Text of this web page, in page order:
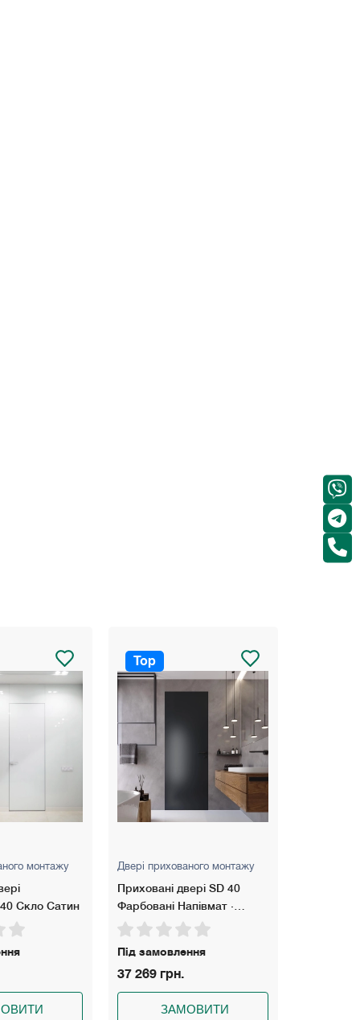
монтажу
SD 40
·
Top
Двері прихованого монтажу
Приховані двері SD 40
Фарбовані Глянець ·
Алюмінієве полотно
Під замовлення
47 874 грн.
ЗАМОВИТИ